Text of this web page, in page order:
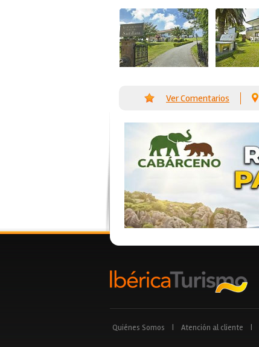
Ver Comentarios
Quiénes Somos Atención al cliente